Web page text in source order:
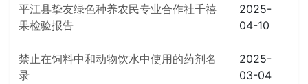
平江县挚友绿色种养农民专业合作社千禧
果检验报告
2025-
04-10
禁止在饲料中和动物饮水中使用的药剂名
录
2025-
03-04